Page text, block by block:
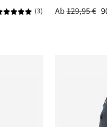
(3)
Ab129,95 €